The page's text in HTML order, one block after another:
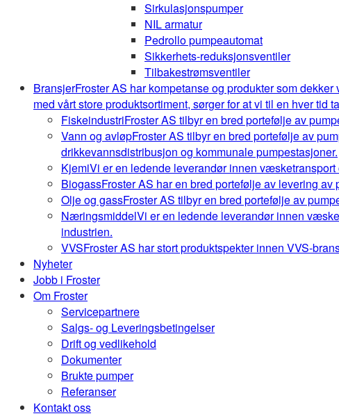
Sirkulasjonspumper
NIL armatur
Pedrollo pumpeautomat
Sikkerhets-reduksjonsventiler
Tilbakestrømsventiler
BransjerFroster AS har kompetanse og produkter som
med vårt store produktsortiment, sørger for at vi til en hver tid
FiskeindustriFroster AS tilbyr en bred portefølje av
Vann og avløpFroster AS tilbyr en bred portefølje av
drikkevannsdistribusjon og kommunale pumpestasjoner.
KjemiVi er en ledende leverandør innen
BiogassFroster AS har en bred portefølje av levering
Olje og gassFroster AS tilbyr en bred portefølje av
NæringsmiddelVi er en ledende leverandør innen
industrien.
VVSFroster AS har stort produktspekter innen VVS-
Nyheter
Jobb i Froster
Om Froster
Servicepartnere
Salgs- og Leveringsbetingelser
Drift og vedlikehold
Dokumenter
Brukte pumper
Referanser
Kontakt oss